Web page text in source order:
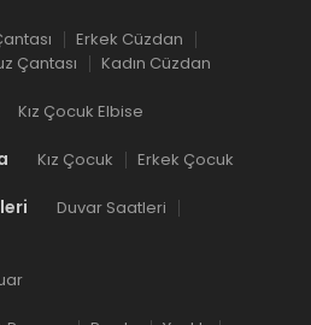
Erkek Cüzdan
Çantası Kadın Cüzdan
Kız Çocuk Elbise
Kız Çocuk Erkek Çocuk
Duvar Saatleri